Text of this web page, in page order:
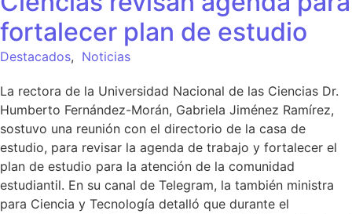
fortalecer plan de estudio
Destacados, Noticias
La rectora de la Universidad Nacional de las Ciencias Dr.
Humberto Fernández-Morán, Gabriela Jiménez Ramírez,
sostuvo una reunión con el directorio de la casa de
estudio, para revisar la agenda de trabajo y fortalecer el
plan de estudio para la atención de la comunidad
estudiantil. En su canal de Telegram, la también ministra
para Ciencia y Tecnología detalló que durante el